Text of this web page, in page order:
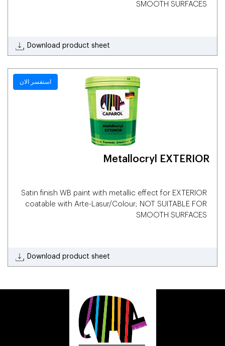
SMOOTH SURFACES
Download product sheet
استفسر الان
Metallocryl EXTERIOR
Satin finish WB paint with metallic effect for EXTERIOR
coatable with Arte-Lasur/Colour; NOT SUITABLE FOR
SMOOTH SURFACES
Download product sheet